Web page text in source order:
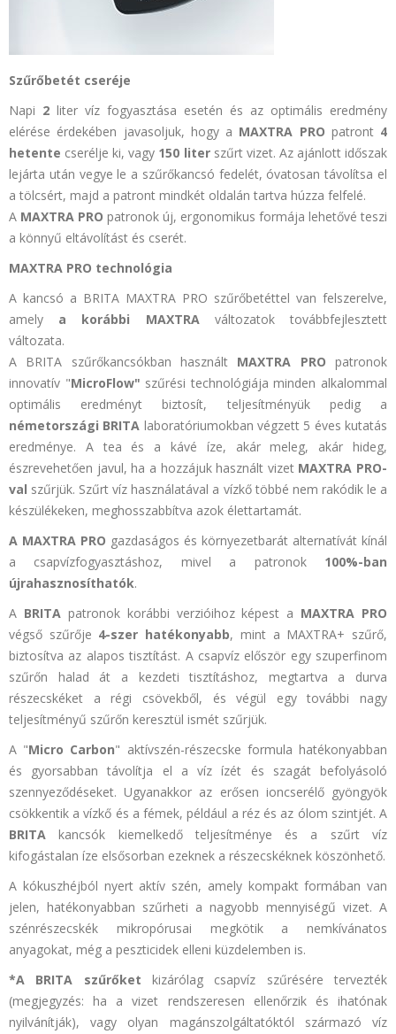
Szűrőbetét cseréje
Napi 2 liter víz fogyasztása esetén és az optimális eredmény
elérése érdekében javasoljuk, hogy a MAXTRA PRO patront4
hetente cserélje ki, vagy 150 literszűrt vizet. Az ajánlott időszak
lejárta után vegye le a szűrőkancsó fedelét, óvatosan távolítsa el
a tölcsért, majd a patront mindkét oldalán tartva húzza felfelé.
A MAXTRA PRO patronok új, ergonomikus formája lehetővé teszi
a könnyű eltávolítást és cserét.
MAXTRA PRO technológia
A kancsó a BRITA MAXTRA PRO szűrőbetéttel van felszerelve,
amely a korábbi MAXTRAváltozatoktovábbfejlesztett
változata.
A BRITA szűrőkancsókban használt MAXTRA PRO patronok
innovatív "MicroFlow" szűrési technológiája minden alkalommal
optimális eredményt biztosít, teljesítményük pedig a
németországi BRITA laboratóriumokban végzett 5 éves kutatás
eredménye. A tea és a kávé íze, akár meleg, akár hideg,
észrevehetően javul, ha a hozzájuk használt vizet MAXTRA PRO-
val szűrjük. Szűrt víz használatával a vízkő többé nem rakódik le a
készülékeken, meghosszabbítva azok élettartamát.
A MAXTRA PRO gazdaságos és környezetbarát alternatívát kínál
a csapvízfogyasztáshoz, mivel a patronok 100%-ban
újrahasznosíthatók.
A BRITApatronok korábbi verzióihoz képest a MAXTRA PRO
végső szűrője 4-szer hatékonyabb, mint a MAXTRA+ szűrő,
biztosítva az alapos tisztítást. A csapvíz először egy szuperfinom
szűrőn halad át a kezdeti tisztításhoz, megtartva a durva
részecskéket a régi csövekből, és végül egy további nagy
teljesítményű szűrőn keresztül ismét szűrjük.
A "Micro Carbon" aktívszén-részecske formula hatékonyabban
és gyorsabban távolítja el a víz ízét és szagát befolyásoló
szennyeződéseket. Ugyanakkor az erősen ioncserélő gyöngyök
csökkentik a vízkő és a fémek, például a réz és az ólom szintjét. A
BRITA kancsók kiemelkedő teljesítménye és a szűrt víz
kifogástalan íze elsősorban ezeknek a részecskéknek köszönhető.
A kókuszhéjból nyert aktív szén, amely kompakt formában van
jelen, hatékonyabban szűrheti a nagyobb mennyiségű vizet. A
szénrészecskék mikropórusai megkötik a nemkívánatos
anyagokat, még a peszticidek elleni küzdelemben is.
*A BRITA szűrőket kizárólag csapvíz szűrésére tervezték
(megjegyzés: ha a vizet rendszeresen ellenőrzik és ihatónak
nyilvánítják), vagy olyan magánszolgáltatóktól származó víz